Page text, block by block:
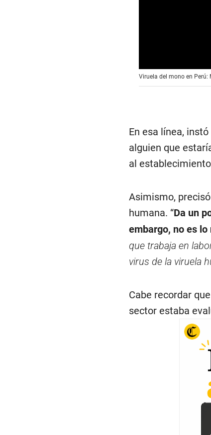
Viruela del mono en
En esa línea,
alguien que
al
Asimismo,
humana. “Da un
embargo, no es
que trabaja en
virus de la viruela
Cabe recordar
sector estaba